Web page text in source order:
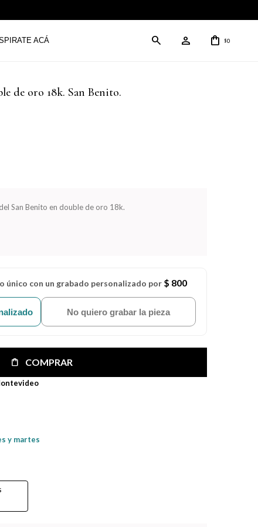
ACÁ $0
de oro 18k. San Benito.
San Benito en double de oro 18k.
único con un grabado personalizado por $ 800
No quiero grabar la pieza
COMPRAR
y martes